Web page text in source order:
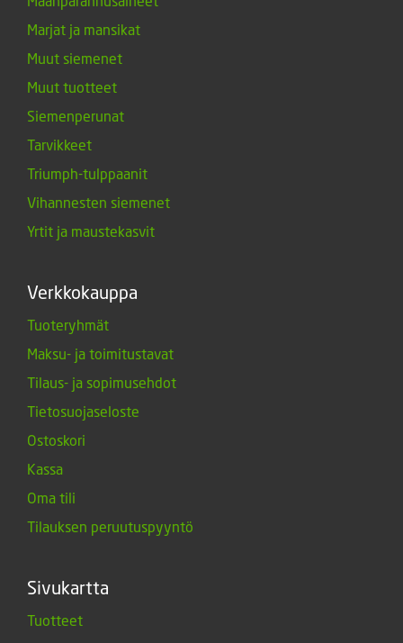
Marjat ja mansikat
Muut siemenet
Muut tuotteet
Siemenperunat
Tarvikkeet
Triumph-tulppaanit
Vihannesten siemenet
Yrtit ja maustekasvit
Verkkokauppa
Tuoteryhmät
Maksu- ja toimitustavat
Tilaus- ja sopimusehdot
Tietosuojaseloste
Ostoskori
Kassa
Oma tili
Tilauksen peruutuspyyntö
Sivukartta
Tuotteet